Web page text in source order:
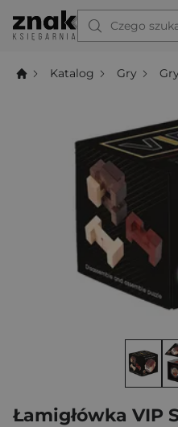
Czego
Katalog Gry
Łamigłówka VIP